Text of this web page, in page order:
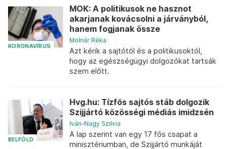
KORONAVÍRUS
MOK: A politikusok ne hasznot
akarjanak kovácsolni a járványból,
hanem fogjanak össze
Molnár Réka
Azt kérik a sajtótól és a politikusoktól,
hogy az egészségügyi dolgozókat tartsák
szem előtt.
BELFÖLD
Hvg.hu: Tízfős sajtós stáb dolgozik
Szijjártó közösségi médiás imidzsén
Iván-Nagy Szilvia
A lap szerint van egy 17 fős csapat a
minisztériumban, de Szijjártó munkáját